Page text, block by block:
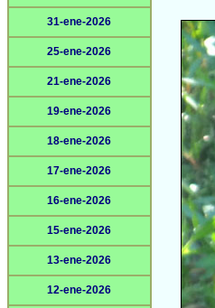
31-ene-2026
25-ene-2026
21-ene-2026
19-ene-2026
18-ene-2026
17-ene-2026
16-ene-2026
15-ene-2026
13-ene-2026
12-ene-2026